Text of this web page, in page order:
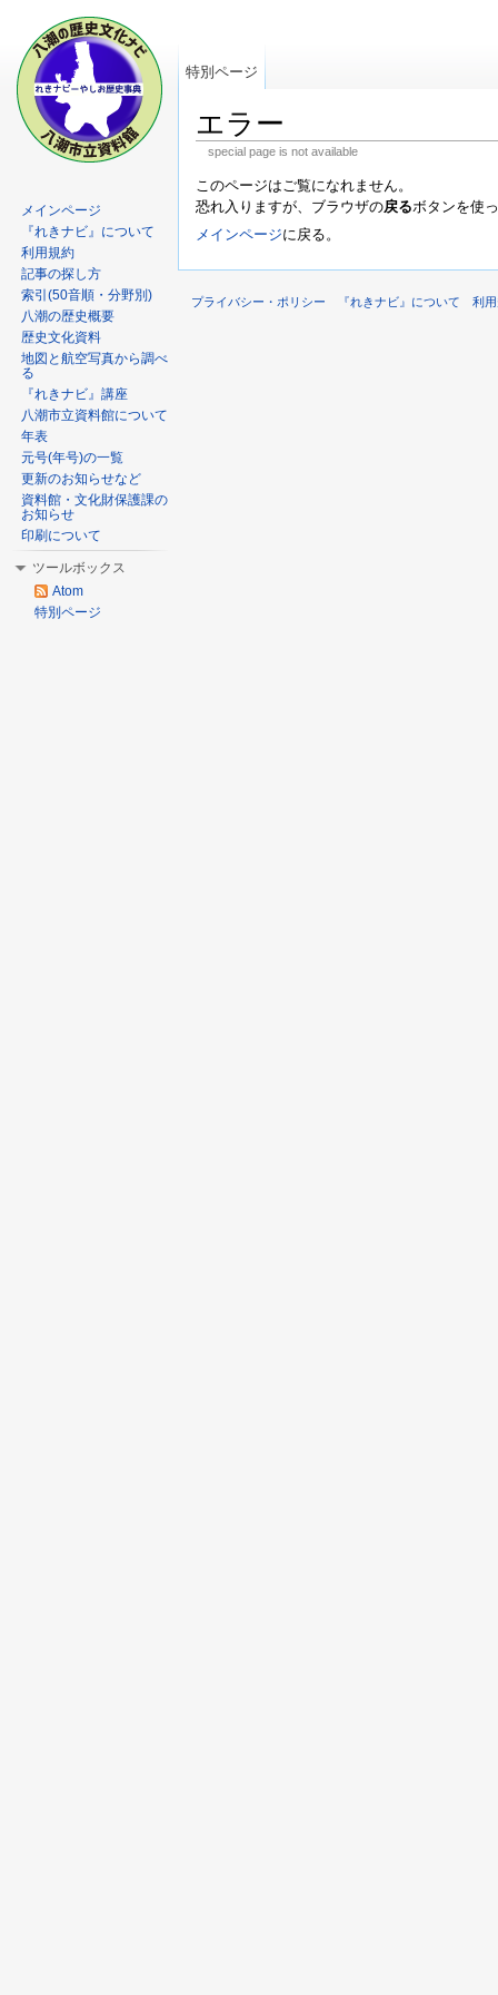
エラー
special page is not available
このページはご覧になれません。
恐れ入りますが、ブラウザの戻るボタンを使
メインページに戻る。
特別ページ
メインページ
『れきナビ』について
利用規約
記事の探し方
索引(50音順・分野別)
八潮の歴史概要
歴史文化資料
地図と航空写真から調べ
る
『れきナビ』講座
八潮市立資料館について
年表
元号(年号)の一覧
更新のお知らせなど
資料館・文化財保護課の
お知らせ
印刷について
ツールボックス
Atom
特別ページ
プライバシー・ポリシー 『れきナビ』について 利